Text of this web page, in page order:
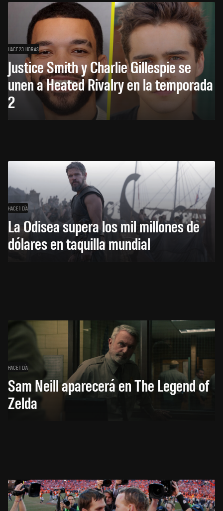
HACE 23 HORAS
Justice Smith y Charlie Gillespie se
unen a Heated Rivalry en la temporada
2
HACE 1 DÍA
La Odisea supera los mil millones de
dólares en taquilla mundial
HACE 1 DÍA
Sam Neill aparecerá en The Legend of
Zelda